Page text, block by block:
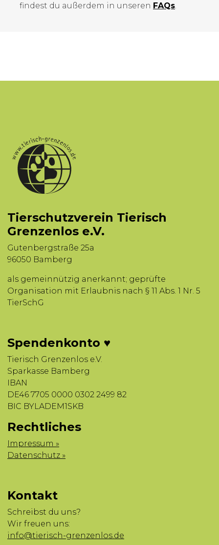
findest du außerdem in unseren FAQs.
Tierschutzverein Tierisch
Grenzenlos e.V.
Gutenbergstraße 25a
96050 Bamberg
als gemeinnützig anerkannt; geprüfte
Organisation mit Erlaubnis nach § 11 Abs. 1 Nr. 5
TierSchG
Spendenkonto ♥
Tierisch Grenzenlos e.V.
Sparkasse Bamberg
IBAN
DE46 7705 0000 0302 2499 82
BIC BYLADEM1SKB
Rechtliches
Impressum »
Datenschutz »
Kontakt
Schreibst du uns?
Wir freuen uns:
info@tierisch-grenzenlos.de